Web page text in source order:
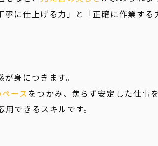
に仕上げる力」と「正確に作業する
身につきます。
ースをつかみ、焦らず安定した仕事
できるスキルです。